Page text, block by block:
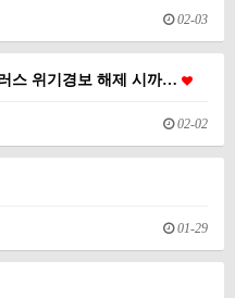
02-03
스 위기경보 해제 시까…
02-02
01-29